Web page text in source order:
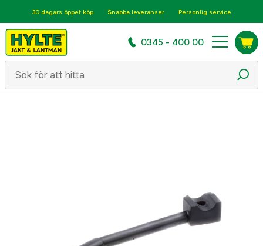
30 dagars öppet köp Snabba leveranser Personlig service
0345 - 400 00